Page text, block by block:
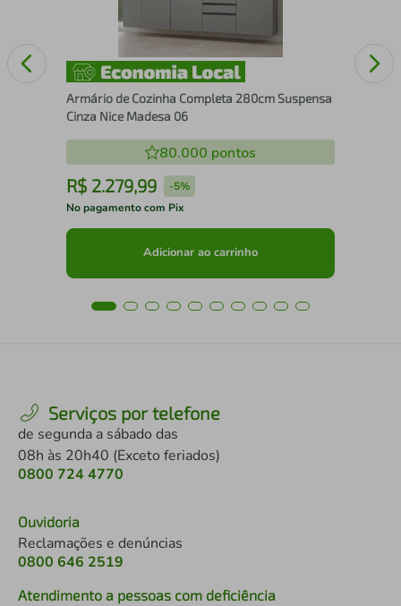
Armário de Cozinha Completa 280cm Suspensa
Cinza Nice Madesa 06
80.000 pontos
R$ 2.279,99 -5%
No pagamento com Pix
Adicionar ao carrinho
Serviços por telefone
de segunda a sábado das
08h às 20h40 (Exceto feriados)
0800 724 4770
Ouvidoria
Reclamações e denúncias
0800 646 2519
Atendimento a pessoas com deficiência